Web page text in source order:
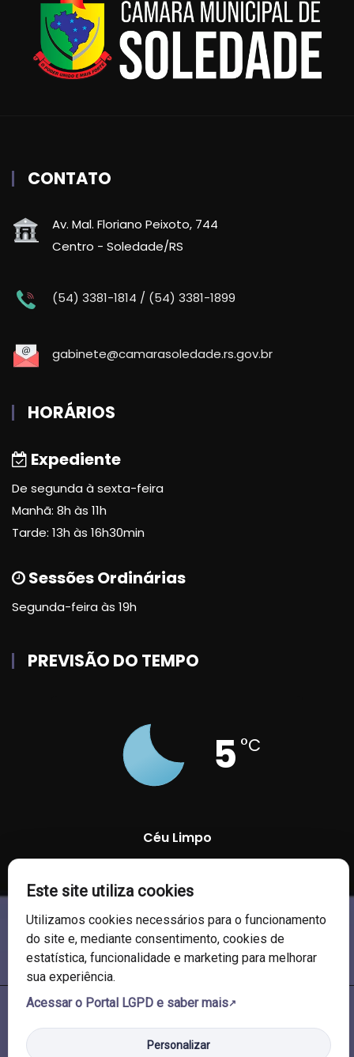
CONTATO
Av. Mal. Floriano Peixoto, 744
Centro - Soledade/RS
(54) 3381-1814 / (54) 3381-1899
gabinete@camarasoledade.rs.gov.br
HORÁRIOS
Expediente
De segunda à sexta-feira
Manhã: 8h às 11h
Tarde: 13h às 16h30min
Sessões Ordinárias
Segunda-feira às 19h
PREVISÃO DO TEMPO
5 °C
Céu Limpo
90 % 1011 mb
reservados.
Este site utiliza cookies
Utilizamos cookies necessários para o funcionamento
do site e, mediante consentimento, cookies de
estatística, funcionalidade e marketing para melhorar
sua experiência.
Acessar o Portal LGPD e saber mais
Personalizar